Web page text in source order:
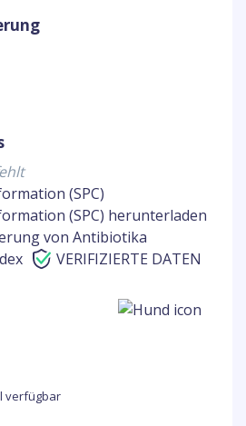
(SPC)
(SPC) herunterladen
von Antibiotika
VERIFIZIERTE DATEN
verfügbar